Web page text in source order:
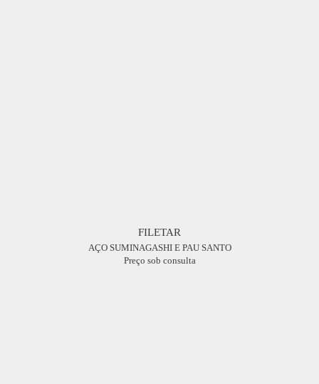
FILETAR
AÇO SUMINAGASHI E PAU SANTO
Preço sob consulta